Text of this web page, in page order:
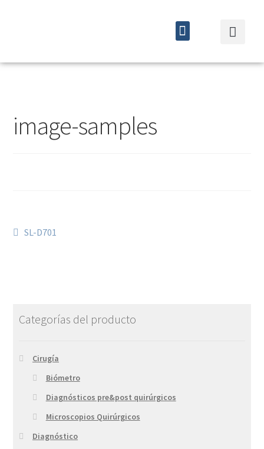
image-samples
SL-D701
Categorías del producto
Cirugía
Biómetro
Diagnósticos pre&post quirúrgicos
Microscopios Quirúrgicos
Diagnóstico